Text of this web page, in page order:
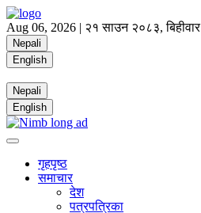
Aug 06, 2026 | २१ साउन २०८३, बिहीवार
Nepali
English
Nepali
English
गृहपृष्ठ
समाचार
देश
पत्रपत्रिका